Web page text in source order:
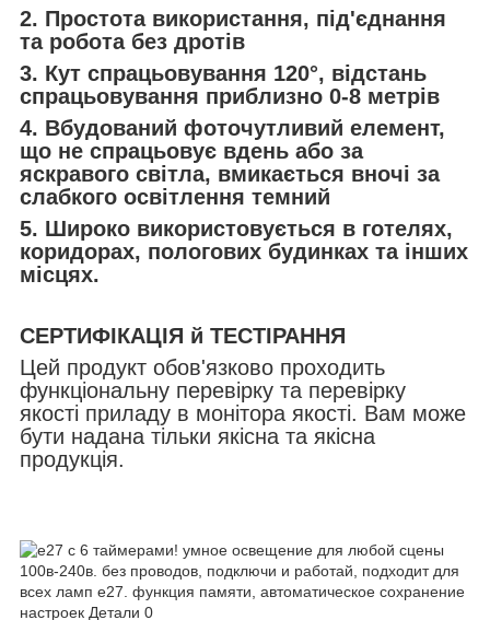
2. Простота використання, під'єднання
та робота без дротів
3. Кут спрацьовування 120°, відстань
спрацьовування приблизно 0-8 метрів
4. Вбудований фоточутливий елемент,
що не спрацьовує вдень або за
яскравого світла, вмикається вночі за
слабкого освітлення темний
5. Широко використовується в готелях,
коридорах, пологових будинках та інших
місцях.
СЕРТИФІКАЦІЯ й ТЕСТІРАННЯ
Цей продукт обов'язково проходить
функціональну перевірку та перевірку
якості приладу в монітора якості. Вам може
бути надана тільки якісна та якісна
продукція.